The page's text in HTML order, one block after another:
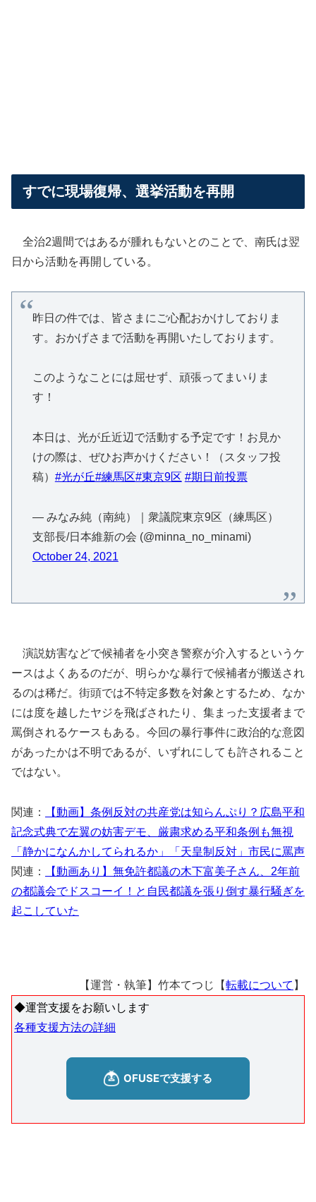
すでに現場復帰、選挙活動を再開
全治2週間ではあるが腫れもないとのことで、南氏は翌
日から活動を再開している。
昨日の件では、皆さまにご心配おかけしておりま
す。おかげさまで活動を再開いたしております。
このようなことには屈せず、頑張ってまいりま
す！
本日は、光が丘近辺で活動する予定です！お見か
けの際は、ぜひお声かけください！（スタッフ投
稿） #光が丘#練馬区#東京9区 #期日前投票
— みなみ純（南純）｜衆議院東京9区（練馬区）
支部長/日本維新の会 (@minna_no_minami)
October 24, 2021
演説妨害などで候補者を小突き警察が介入するというケ
ースはよくあるのだが、明らかな暴行で候補者が搬送され
るのは稀だ。街頭では不特定多数を対象とするため、なか
には度を越したヤジを飛ばされたり、集まった支援者まで
罵倒されるケースもある。今回の暴行事件に政治的な意図
があったかは不明であるが、いずれにしても許されること
ではない。
関連：
【動画】条例反対の共産党は知らんぷり？広島平和
記念式典で左翼の妨害デモ、厳粛求める平和条例も無視
「静かになんかしてられるか」「天皇制反対」市民に罵声
関連：
【動画あり】無免許都議の木下富美子さん、2年前
の都議会でドスコーイ！と自民都議を張り倒す暴行騒ぎを
起こしていた
【運営・執筆】竹本てつじ【転載について 】
◆運営支援をお願いします
各種支援方法の詳細